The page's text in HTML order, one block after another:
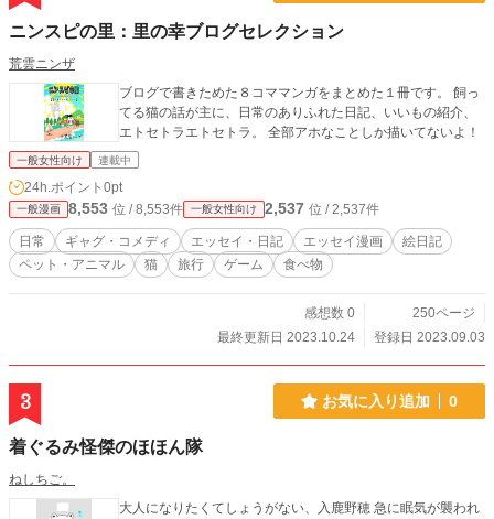
ニンスピの里：里の幸ブログセレクション
荒雲ニンザ
ブログで書きためた８コママンガをまとめた１冊です。 飼っ
てる猫の話が主に、日常のありふれた日記、いいもの紹介、
エトセトラエトセトラ。 全部アホなことしか描いてないよ！
一般女性向け 連載中
24h.ポイント 0pt
一般漫画 8,553 位 / 8,553件 一般女性向け 2,537 位 / 2,537件
日常 ギャグ・コメディ エッセイ・日記 エッセイ漫画
絵日記
ペット・アニマル
猫 旅行 ゲーム 食べ物
感想数 0
250ページ
最終更新日 2023.10.24
登録日 2023.09.03
3 お気に入り追加 0
着ぐるみ怪傑のほほん隊
ねしちご。
大人になりたくてしょうがない、入鹿野穂 急に眠気が襲われ